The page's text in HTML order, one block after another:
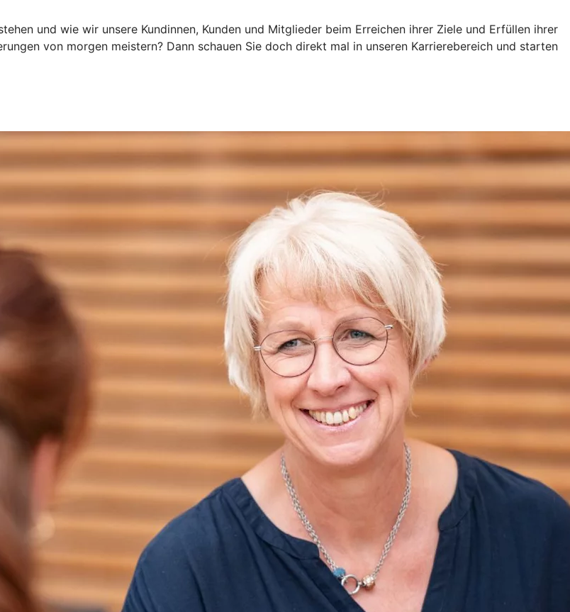
und wie wir unsere Kundinnen, Kunden und Mitglieder beim Erreichen ihrer Ziele und Erfüllen ihrer
von morgen meistern? Dann schauen Sie doch direkt mal in unseren Karrierebereich und starten